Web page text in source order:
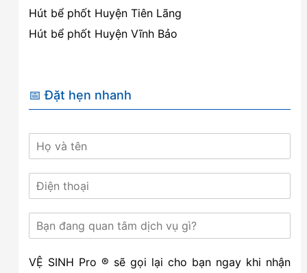
Hút bể phốt Huyện Tiên Lãng
Hút bể phốt Huyện Vĩnh Bảo
📅 Đặt hẹn nhanh
VỆ SINH Pro ® sẽ gọi lại cho bạn ngay khi nhận